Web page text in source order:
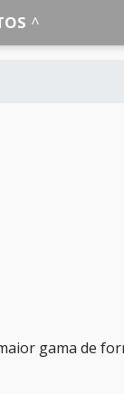
gama de